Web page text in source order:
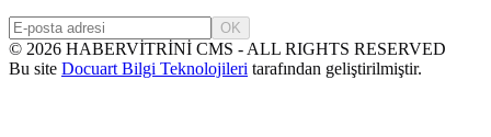
OK
© 2026 HABERVİTRİNİ CMS - ALL RIGHTS RESERVED
Bu site Docuart Bilgi Teknolojileri tarafından geliştirilmiştir.